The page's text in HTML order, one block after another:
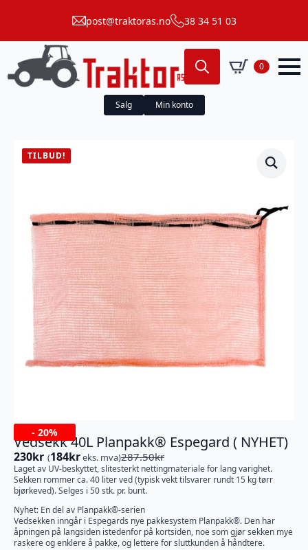
post@traktoras.no 38 34 51 03
Search
for:
0
Salg Min konto
TILBUD!
- 20%
Vedsekk 40L Planpakk® Espegard ( NYHET)
287.50kr
Opprinnelig
pris
var:
230kr
Nåværende
pris
er:
(184kreks. mva)
Laget av UV-beskyttet, slitesterkt nettingmateriale for lang varighet.
Sekken rommer ca. 40 liter ved (typisk vekt tilsvarer rundt 15 kg tørr
bjørkeved). Selges i 50 stk. pr. bunt.
Nyhet: En del av Planpakk®-serien
Vedsekken inngår i Espegards nye pakkesystem Planpakk®. Den har
åpningen på langsiden istedenfor på kortsiden, noe som gjør sekken mye
raskere og enklere å pakke, og lettere for sluttkunden å håndtere.